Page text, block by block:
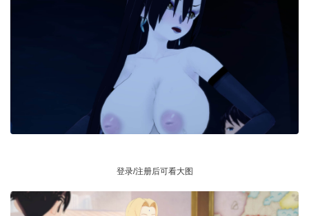
登录/注册后可看大图